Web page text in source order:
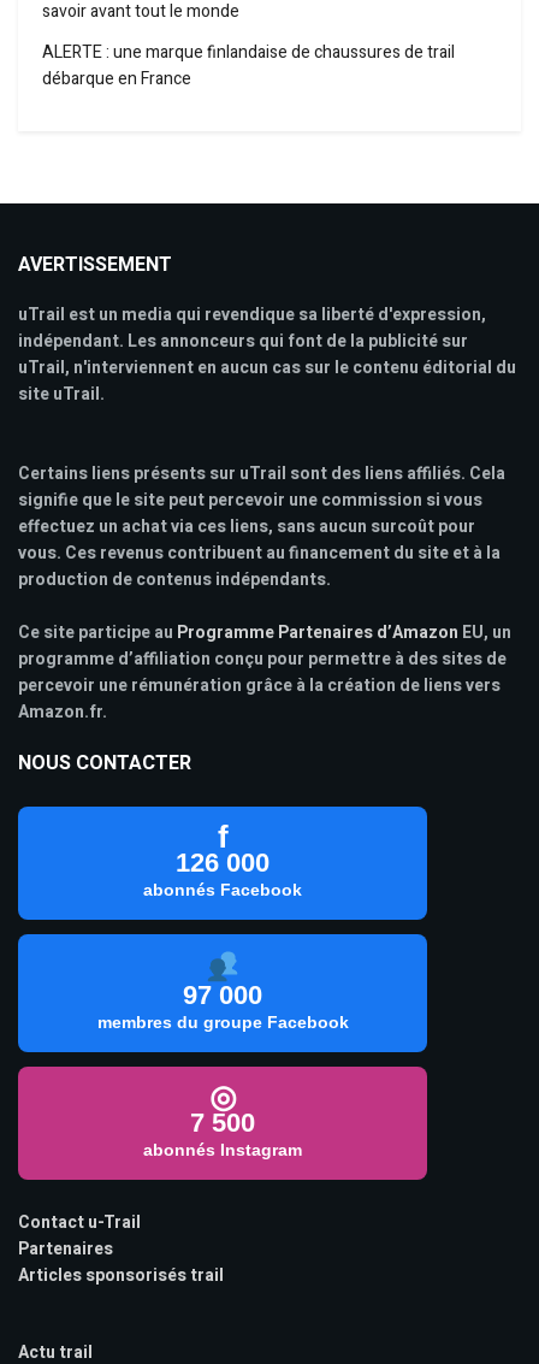
savoir avant tout le monde
ALERTE : une marque finlandaise de chaussures de trail
débarque en France
AVERTISSEMENT
uTrail est un media qui revendique sa liberté d'expression,
indépendant. Les annonceurs qui font de la publicité sur
uTrail, n'interviennent en aucun cas sur le contenu éditorial du
site uTrail.
Certains liens présents sur uTrail sont des liens affiliés. Cela
signifie que le site peut percevoir une commission si vous
effectuez un achat via ces liens, sans aucun surcoût pour
vous. Ces revenus contribuent au financement du site et à la
production de contenus indépendants.
Ce site participe au Programme Partenaires d’Amazon EU, un
programme d’affiliation conçu pour permettre à des sites de
percevoir une rémunération grâce à la création de liens vers
Amazon.fr.
NOUS CONTACTER
f
126 000
abonnés Facebook
97 000
membres du groupe Facebook
◎
7 500
abonnés Instagram
Contact u-Trail
Partenaires
Articles sponsorisés trail
Actu trail